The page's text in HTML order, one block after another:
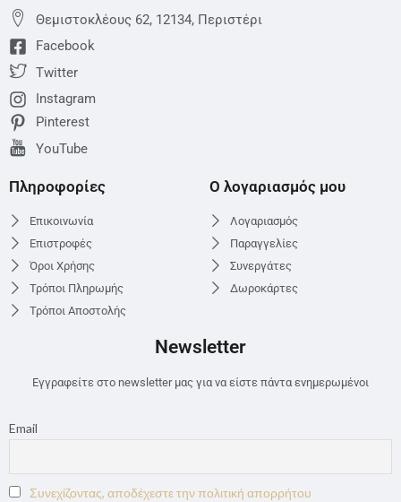
Θεμιστoκλέους 62, 12134, Περιστέρι
Facebook
Twitter
Instagram
Pinterest
YouTube
Πληροφορίες
Επικοινωνία
Επιστροφές
Όροι Χρήσης
Τρόποι Πληρωμής
Τρόποι Αποστολής
Ο λογαριασμός μου
Λογαριασμός
Παραγγελίες
Συνεργάτες
Δωροκάρτες
Newsletter
Εγγραφείτε στο newsletter μας για να είστε πάντα ενημερωμένοι
Email
Συνεχίζοντας, αποδέχεστε την πολιτική απορρήτου